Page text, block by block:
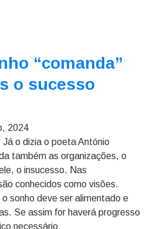
“comanda”
o sucesso
2024
o dizia o poeta António
também as organizações, o
o insucesso. Nas
conhecidos como visões.
sonho deve ser alimentado e
Se assim for haverá progresso
necessário.